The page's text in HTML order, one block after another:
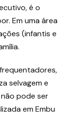
é o
Em uma área
(infantis e
selvagem e
pode ser
em Embu